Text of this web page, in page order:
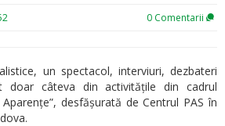
0 Comentarii
un spectacol, interviuri, dezbateri
doar câteva din activitățile din cadrul
desfășurată de Centrul PAS în